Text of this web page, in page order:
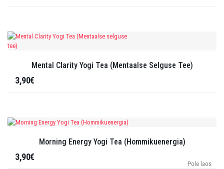
Mental Clarity Yogi Tea (Mentaalse Selguse Tee)
3,90€
Morning Energy Yogi Tea (Hommikuenergia)
3,90€
Pole laos